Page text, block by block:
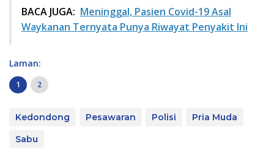
BACA JUGA: Meninggal, Pasien Covid-19 Asal
Waykanan Ternyata Punya Riwayat Penyakit Ini
Laman:
1 2
Kedondong Pesawaran Polisi
Pria Muda
Sabu